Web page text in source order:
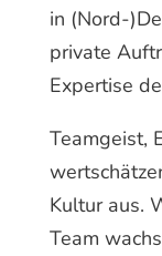
in (Nord-
private
Expertise
Teamgeist,
Kultur aus.
Team